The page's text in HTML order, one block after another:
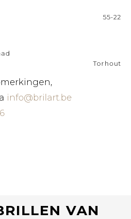
55-22
Torhout
info@brilart.be
VAN